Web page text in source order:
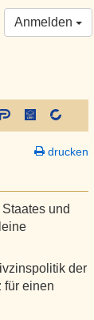
Anmelden
drucken
und
der
für einen